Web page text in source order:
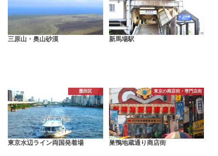
三原山・奥山砂漠 新馬場駅
墨田区
東京水辺ライン両国発着場
東京の商店街・専門店街
巣鴨地蔵通り商店街